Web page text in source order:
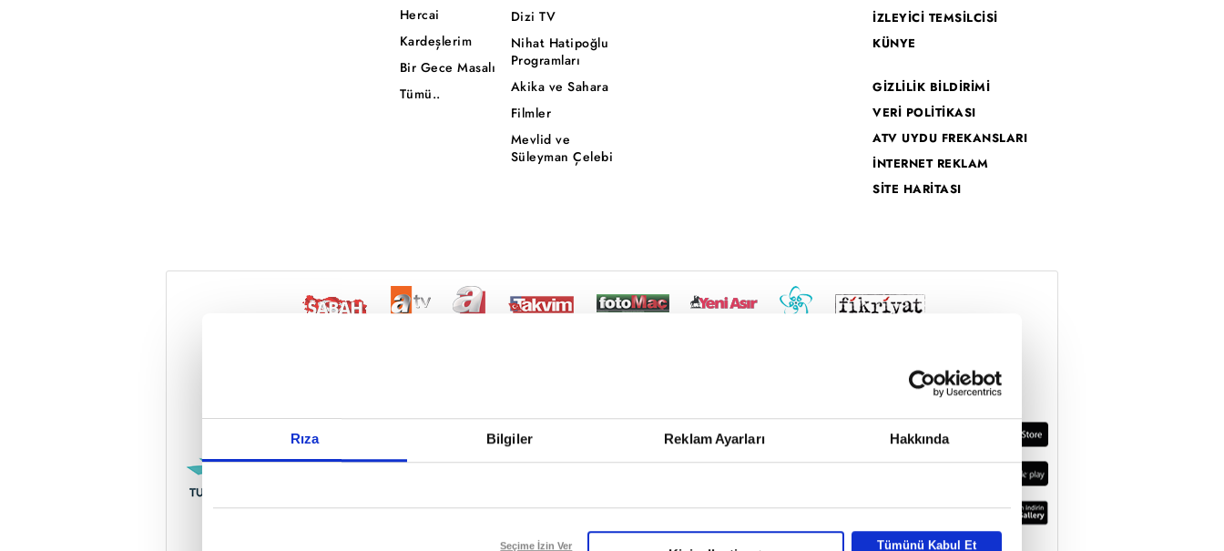
Rıza Bilgiler Reklam Ayarları Hakkında
Reddet
Seçime İzin Ver Tümünü Kabul Et
Hercai
Kardeşlerim
Bir Gece Masalı
Tümü..
Dizi TV
Nihat Hatipoğlu
Programları
Akika ve Sahara
Filmler
Mevlid ve
Süleyman Çelebi
İZLEYİCİ TEMSİLCİSİ
KÜNYE
GİZLİLİK BİLDİRİMİ
VERİ POLİTİKASI
ATV UYDU FREKANSLARI
İNTERNET REKLAM
SİTE HARİTASI